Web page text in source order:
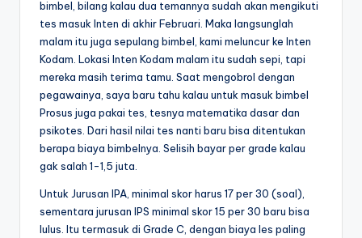
bimbel, bilang kalau dua temannya sudah akan mengikuti
tes masuk Inten di akhir Februari. Maka langsunglah
malam itu juga sepulang bimbel, kami meluncur ke Inten
Kodam. Lokasi Inten Kodam malam itu sudah sepi, tapi
mereka masih terima tamu. Saat mengobrol dengan
pegawainya, saya baru tahu kalau untuk masuk bimbel
Prosus juga pakai tes, tesnya matematika dasar dan
psikotes. Dari hasil nilai tes nanti baru bisa ditentukan
berapa biaya bimbelnya. Selisih bayar per grade kalau
gak salah 1-1,5 juta.
Untuk Jurusan IPA, minimal skor harus 17 per 30 (soal),
sementara jurusan IPS minimal skor 15 per 30 baru bisa
lulus. Itu termasuk di Grade C, dengan biaya les paling